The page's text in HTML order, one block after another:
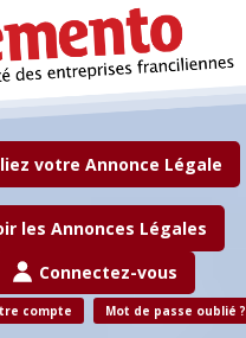
votre Annonce Légale
les Annonces Légales
Connectez-vous
compte Mot de passe oublié ?